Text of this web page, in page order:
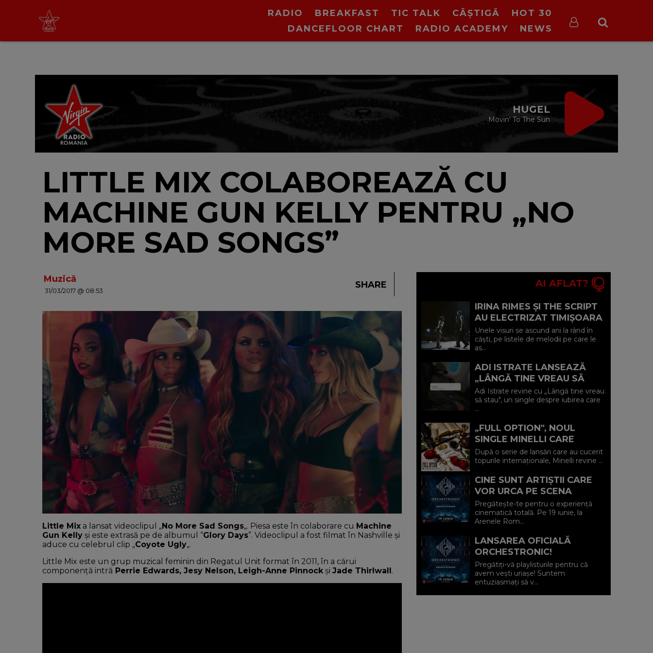
RADIO BREAKFAST TIC TALK CÂȘTIGĂ
HOT 30
DANCEFLOOR CHART
RADIO ACADEMY NEWS
DRIVE TIME
LITTLE MIX COLABOREAZĂ CU
MACHINE GUN KELLY PENTRU „NO
MORE SAD SONGS”
Muzică
31/03/2017 @ 08:53
SHARE
Little Mix a lansat videoclipul „No More Sad Songs„. Piesa este în colaborare cu Machine
Gun Kelly și este extrasă pe de albumul “Glory Days”. Videoclipul a fost filmat în Nashville și
aduce cu celebrul clip „Coyote Ugly„.
Little Mix este un grup muzical feminin din Regatul Unit format în 2011, în a cărui
componență intră Perrie Edwards, Jesy Nelson, Leigh-Anne Pinnock și Jade Thirlwall.
AI AFLAT?
IRINA RIMES ȘI THE SCRIPT
AU ELECTRIZAT TIMIȘOARA
CU UN DUET-SURPRIZĂ PE
„HALL OF FAME"
Unele visuri se ascund ani la rând în
căști, pe listele de melodii pe care le
as...
ADI ISTRATE LANSEAZĂ
„LÂNGĂ TINE VREAU SĂ
STAU" O DECLARAȚIE
SINCERĂ DESPRE IUBIREA
CARE ADUCE LINIȘ...
Adi Istrate revine cu „Lângă tine vreau
să stau", un single despre iubirea care
...
„FULL OPTION", NOUL
SINGLE MINELLI CARE
SPUNE RĂSPICAT: „TOTUL
SAU NIMIC"
După o serie de lansări care au cucerit
topurile internaționale, Minelli revine ...
CINE SUNT ARTIȘTII CARE
VOR URCA PE SCENA
MISTERIOASĂ DE LA
ORCHESTRONIC?
Pregătește-te pentru o experiență
cinematică totală. Pe 19 iunie, la
Arenele Rom...
LANSAREA OFICIALĂ
ORCHESTRONIC!
Pregătiți-vă playlisturile pentru că
avem vești uriașe! Suntem
entuziasmați să v...